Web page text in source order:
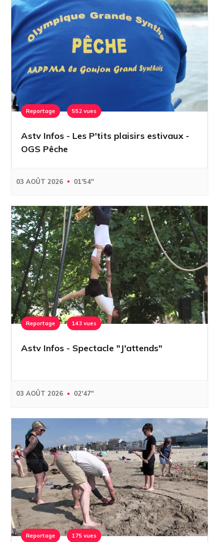
Reportage 552 vues
Astv Infos - Les P'tits plaisirs estivaux -
OGS Pêche
03 AOÛT 2026 01'54''
Reportage 143 vues
Astv Infos - Spectacle "J'attends"
03 AOÛT 2026 02'47''
Reportage 175 vues